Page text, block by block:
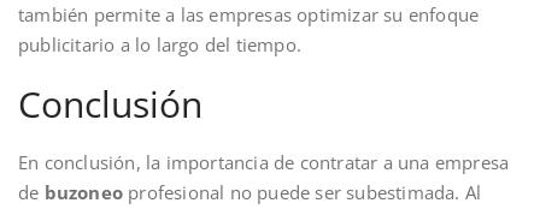
también permite a las empresas optimizar su enfoque
publicitario a lo largo del tiempo.
Conclusión
En conclusión, la importancia de contratar a una empresa
de buzoneo profesional no puede ser subestimada. Al